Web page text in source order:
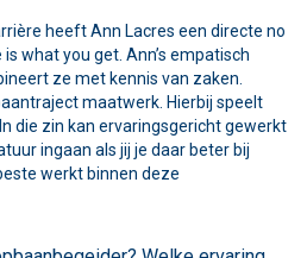
heeft Ann Lacres een directe no
what you get. Ann’s empatisch
ze met kennis van zaken.
maatwerk. Hierbij speelt
die zin kan ervaringsgericht gewerkt
ingaan als jij je daar beter bij
werkt binnen deze